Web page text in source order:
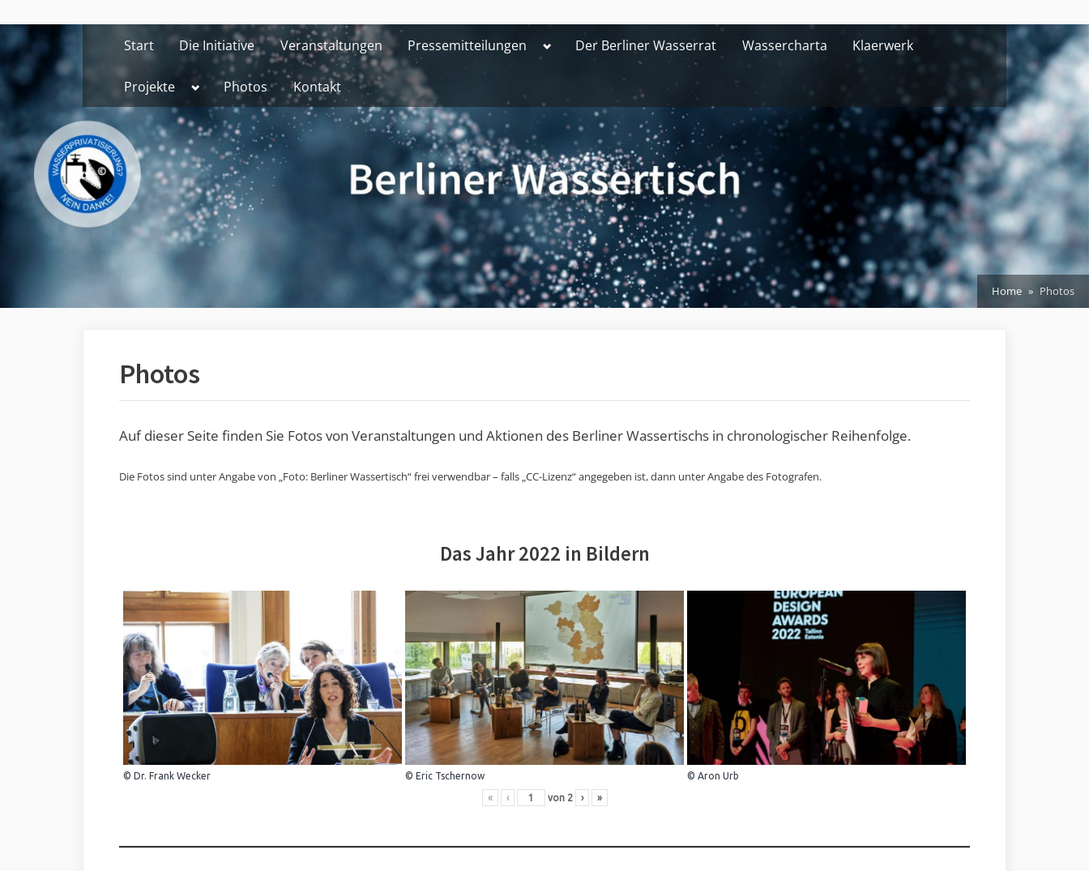
to
content
Start Die Initiative Veranstaltungen Pressemitteilungen ToggleDer Berliner Wasserrat Wassercharta Klaerwerk
Projekte Toggle
menu
Photos Kontakt
Home Photos
Photos
Auf dieser Seite finden Sie Fotos von Veranstaltungen und Aktionen des Berliner Wassertischs in chronologischer Reihenfolge.
Die Fotos sind unter Angabe von „Foto: Berliner Wassertisch“ frei verwendbar – falls „CC-Lizenz“ angegeben ist, dann unter Angabe des Fotografen.
Das Jahr 2022 in Bildern
© Dr. Frank Wecker © Eric Tschernow © Aron Urb
« ‹ von 2 › »